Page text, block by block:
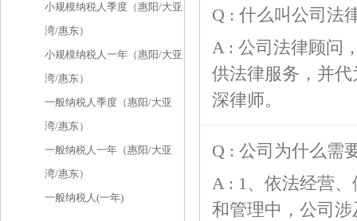
小规模纳税人季度（惠阳/大亚
湾/惠东）
小规模纳税人一年（惠阳/大亚
湾/惠东）
一般纳税人季度（惠阳/大亚
湾/惠东）
一般纳税人一年（惠阳/大亚
湾/惠东）
一般纳税人(一年)
Q : 什么叫公司法
A : 公司法律顾问
供法律服务，并
深律师。
Q : 公司为什么需
A : 1、依法经营
和管理中，公司